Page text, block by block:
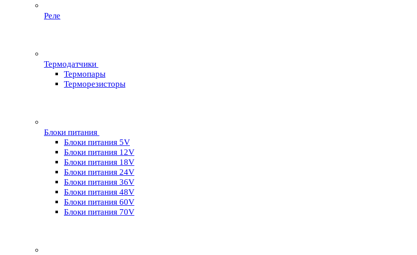
Реле
Термодатчики
Термопары
Терморезисторы
Блоки питания
Блоки питания 5V
Блоки питания 12V
Блоки питания 18V
Блоки питания 24V
Блоки питания 36V
Блоки питания 48V
Блоки питания 60V
Блоки питания 70V